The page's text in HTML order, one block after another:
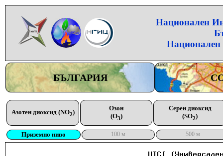
Национален
Национален
БЪЛГАРИЯ
Азотен диоксид (NO2)
Озон
(O3)
Серен диоксид
(SO2)
Приземно ниво 100 м 500 м